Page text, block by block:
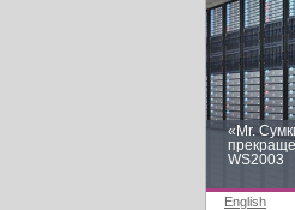
«Mr.
WS2003
English